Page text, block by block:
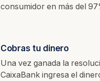
consumidor en más del
Cobras tu dinero
Una vez ganada la
CaixaBank ingresa el